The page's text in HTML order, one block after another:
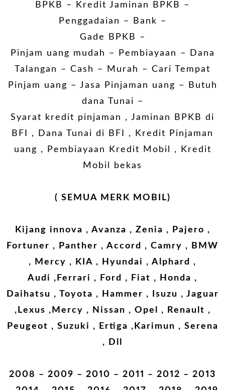
BPKB – Kredit Jaminan BPKB –
Penggadaian – Bank –
Gade BPKB –
Pinjam uang mudah – Pembiayaan – Dana
Talangan – Cash – Murah – Cari Tempat
Pinjam uang – Jasa Pinjaman uang – Butuh
dana Tunai –
Syarat kredit pinjaman , Jaminan BPKB di
BFI , Dana Tunai di BFI , Kredit Pinjaman
uang , Pembiayaan Kredit Mobil , Kredit
Mobil bekas
( SEMUA MERK MOBIL)
Kijang innova , Avanza , Zenia , Pajero ,
Fortuner , Panther , Accord , Camry , BMW
, Mercy , KIA , Hyundai , Alphard ,
Audi ,Ferrari , Ford , Fiat , Honda ,
Daihatsu , Toyota , Hammer , Isuzu , Jaguar
,Lexus ,Mercy , Nissan , Opel , Renault ,
Peugeot , Suzuki , Ertiga ,Karimun , Serena
, Dll
2008 – 2009 – 2010 – 2011 – 2012 – 2013